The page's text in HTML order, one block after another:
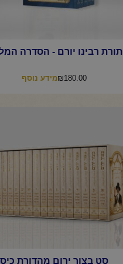
תורת רבינו יורם - הסדרה
₪180.00 מידע נוסף
סט בצור ירום מהדורת כיס